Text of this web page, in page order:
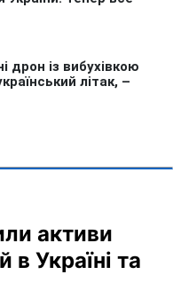
активи
в Україні та